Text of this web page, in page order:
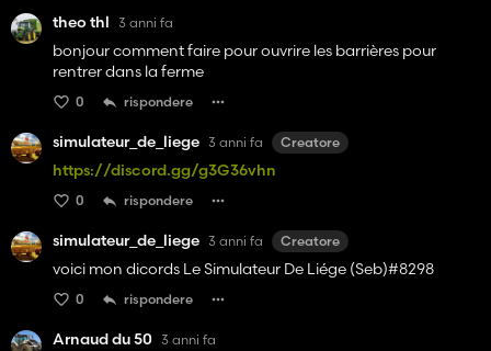
theo thl 3 anni fa
bonjour comment faire pour ouvrire les barrières pour
rentrer dans la ferme
0 rispondere
simulateur_de_liege 3 anni fa Creatore
https://discord.gg/g3G36vhn
0 rispondere
simulateur_de_liege 3 anni fa Creatore
voici mon dicords Le Simulateur De Liége (Seb)#8298
0 rispondere
Arnaud du 50 3 anni fa